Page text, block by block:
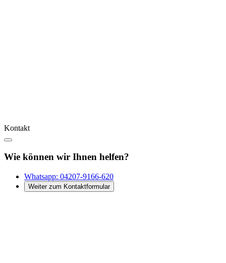
Kontakt
Wie können wir Ihnen helfen?
Whatsapp: 04207-9166-620